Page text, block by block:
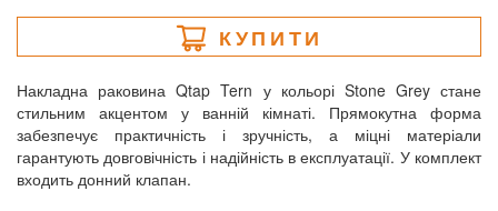
КУПИТИ
Накладна раковина Qtap Tern у кольорі Stone Grey стане
стильним акцентом у ванній кімнаті. Прямокутна форма
забезпечує практичність і зручність, а міцні матеріали
гарантують довговічність і надійність в експлуатації. У комплект
входить донний клапан.